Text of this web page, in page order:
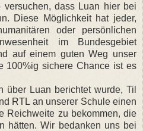
dass Luan hier bei
Diese Möglichkeit hat jeder,
oder persönlichen
im Bundesgebiet
auf einem guten Weg unser
100%ig sichere Chance ist es
über Luan berichtet wurde, Til
RTL an unserer Schule einen
Reichweite zu bekommen, die
hätten. Wir bedanken uns bei